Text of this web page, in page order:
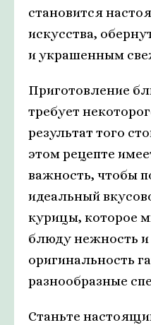
становится
искусства,
и украшенным
Приготовление
требует
результат того
этом рецепте
важность, чтобы
идеальный
курицы, которое
блюду нежность и
оригинальность
разнообразные
Станьте